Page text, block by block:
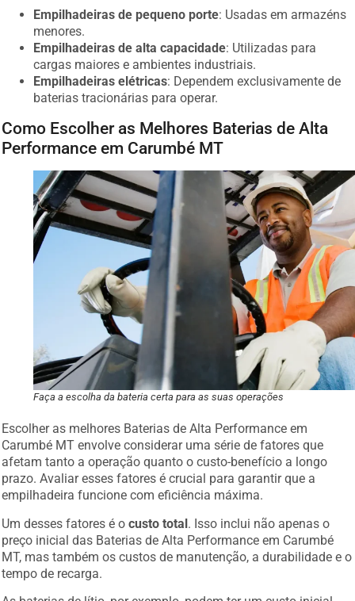
Empilhadeiras de pequeno porte: Usadas em armazéns
menores.
Empilhadeiras de alta capacidade: Utilizadas para
cargas maiores e ambientes industriais.
Empilhadeiras elétricas: Dependem exclusivamente de
baterias tracionárias para operar.
Como Escolher as Melhores Baterias de Alta
Performance em Carumbé MT
Faça a escolha da bateria certa para as suas operações
Escolher as melhores Baterias de Alta Performance em
Carumbé MT envolve considerar uma série de fatores que
afetam tanto a operação quanto o custo-benefício a longo
prazo. Avaliar esses fatores é crucial para garantir que a
empilhadeira funcione com eficiência máxima.
Um desses fatores é o
custo total . Isso inclui não apenas o
preço inicial das Baterias de Alta Performance em Carumbé
MT, mas também os custos de manutenção, a durabilidade e o
tempo de recarga.
As baterias de lítio, por exemplo, podem ter um custo inicial